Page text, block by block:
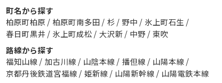
町名から探す
柏原町柏原 / 柏原町南多田 / 杉 / 野中 / 氷上町石生 /
春日町黒井 / 氷上町成松 / 大沢新 / 中野 / 東吹
路線から探す
福知山線 / 加古川線 / 山陰本線 / 播但線 / 山陽本線 /
京都丹後鉄道宮福線 / 姫新線 / 山陽新幹線 / 山陽電鉄本線